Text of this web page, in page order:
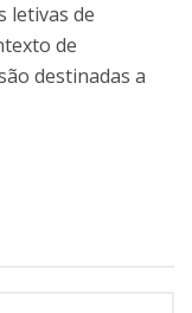
letivas de
de
destinadas a